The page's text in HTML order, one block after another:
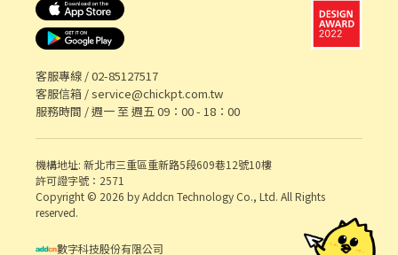
客服專線 /02-85127517
客服信箱 /service@chickpt.com.tw
服務時間 / 週一 至 週五 09：00 - 18：00
機構地址: 新北市三重區重新路5段609巷12號10樓
許可證字號：2571
Copyright © 2026 by Addcn Technology Co., Ltd. All Rights
reserved.
數字科技股份有限公司